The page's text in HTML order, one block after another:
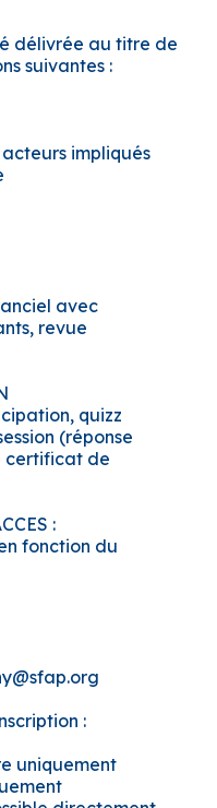
délivrée au titre de
suivantes :
impliqués
avec
revue
quizz
(réponse
certificat de
:
fonction du
:
uniquement